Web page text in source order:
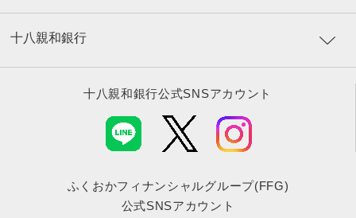
十八親和銀行
十八親和銀行公式SNSアカウント
ふくおかフィナンシャルグループ(FFG)
公式SNSアカウント